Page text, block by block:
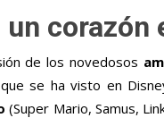
corazón
de los novedosos
se ha visto en
(Super Mario, Samus,